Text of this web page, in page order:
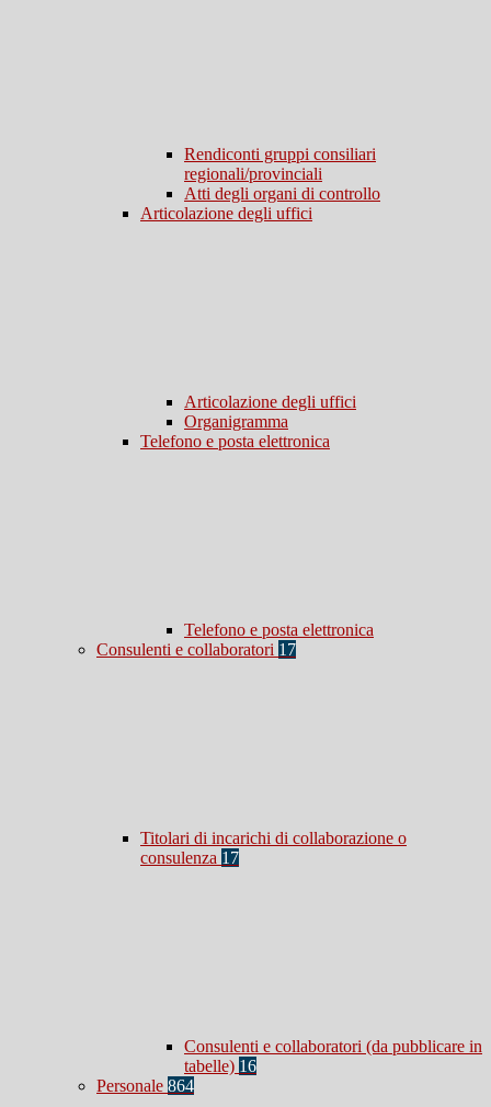
Rendiconti gruppi consiliari
regionali/provinciali
Atti degli organi di controllo
Articolazione degli uffici
Articolazione degli uffici
Organigramma
Telefono e posta elettronica
Telefono e posta elettronica
Consulenti e collaboratori 17
Titolari di incarichi di collaborazione o
consulenza 17
Consulenti e collaboratori (da pubblicare in
tabelle) 16
Personale 864